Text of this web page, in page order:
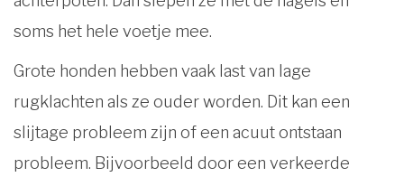
soms het hele voetje mee.
Grote honden hebben vaak last van lage
rugklachten als ze ouder worden. Dit kan een
slijtage probleem zijn of een acuut ontstaan
probleem. Bijvoorbeeld door een verkeerde